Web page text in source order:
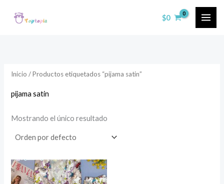
$0
Inicio / Productos etiquetados “pijama satin”
pijama satin
Mostrando el único resultado